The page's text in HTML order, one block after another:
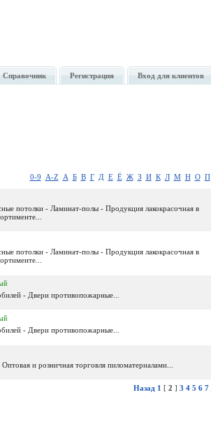
Справочник Регистрация Вход для клиентов
0-9 A-Z А Б В Г Д Е Ё Ж З И К Л М Н О П
потолки - Ламинат-полы - Продукция лакокрасочная в
потолки - Ламинат-полы - Продукция лакокрасочная в
- Двери противопожарные...
- Двери противопожарные...
и розничная торговля пиломатериалами...
Назад 1 [ 2 ] 3 4 5 6 7